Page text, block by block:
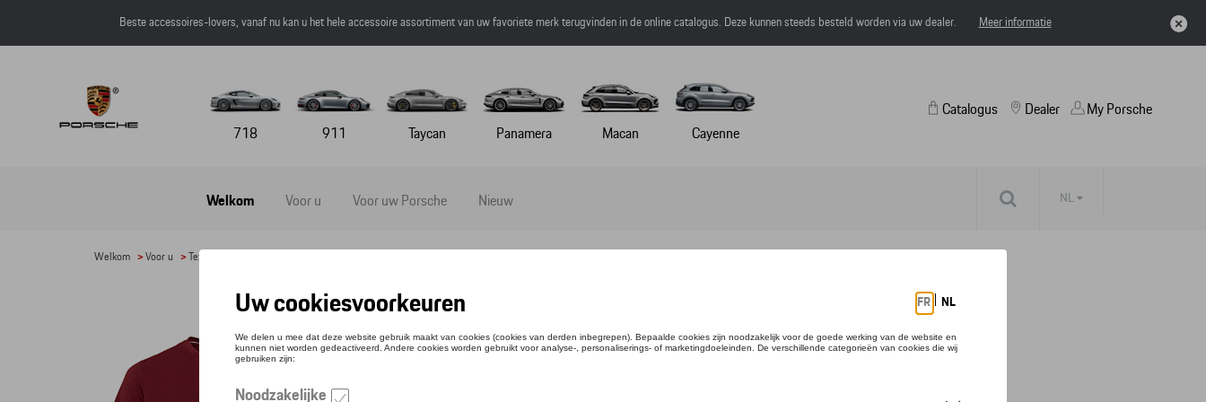
Beste accessoires-lovers, vanaf nu kan u het hele accessoire assortiment van uw favoriete merk terugvinden in de online catalogus. Deze kunnen steeds besteld worden via uw dealer. Meer informatie
718 911 Taycan Panamera Macan Cayenne
Catalogus
Welkom Voor u Voor uw Porsche Nieuw
Dealer My Porsche
NL
Welkom >Voor u >Textiel
T-SHIRT CREST - ESSENTIAL - L
Referentie: WAP67100L0PESS